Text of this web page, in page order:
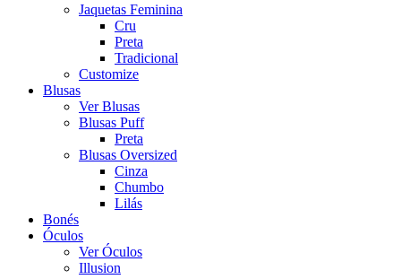
Jaquetas Feminina
Cru
Preta
Tradicional
Customize
Blusas
Ver Blusas
Blusas Puff
Preta
Blusas Oversized
Cinza
Chumbo
Lilás
Bonés
Óculos
Ver Óculos
Illusion